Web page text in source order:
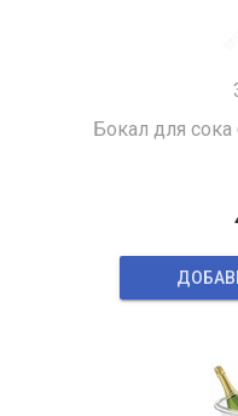
Бокал для